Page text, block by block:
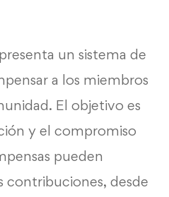
un sistema de
a los miembros
El objetivo es
y el compromiso
pueden
contribuciones, desde